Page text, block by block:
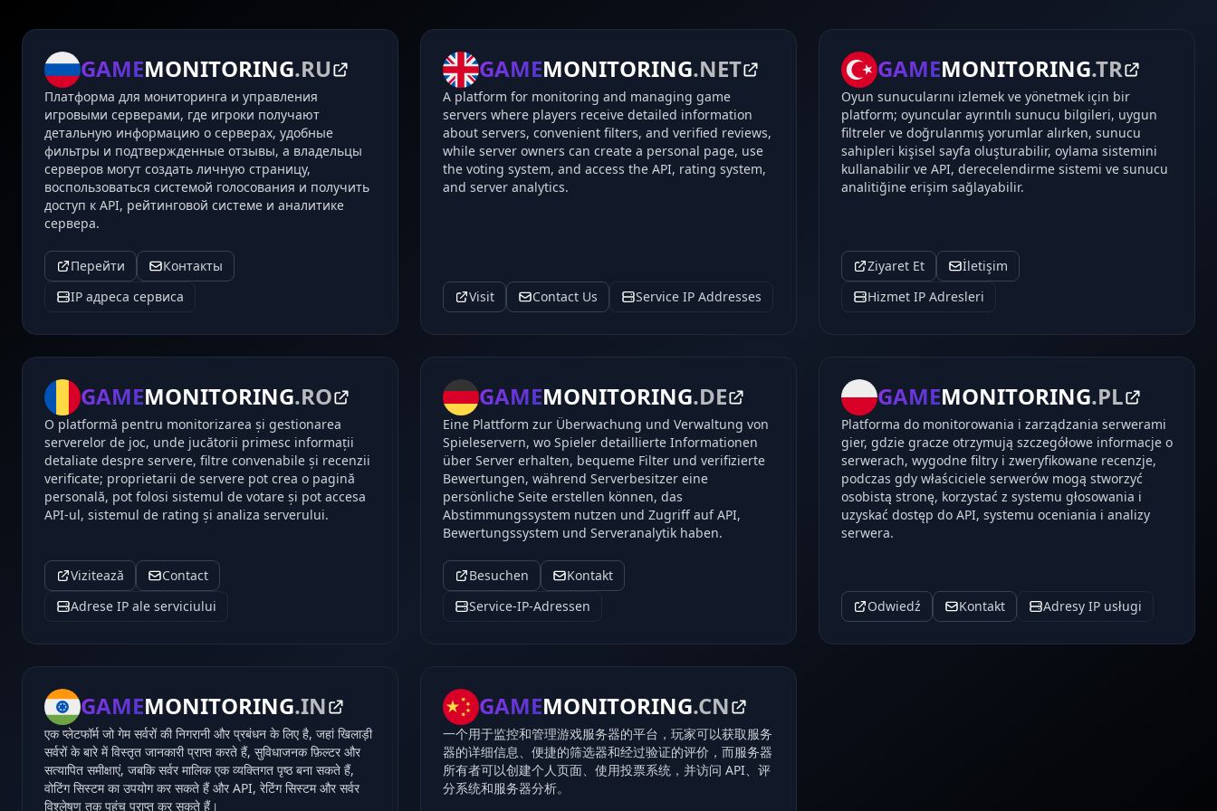
GAMEMONITORING.RU
Платформа для мониторинга и управления
игровыми серверами, где игроки получают
детальную информацию о серверах, удобные
фильтры и подтвержденные отзывы, а владельцы
серверов могут создать личную страницу,
воспользоваться системой голосования и получить
доступ к API, рейтинговой системе и аналитике
сервера.
Перейти
Контакты
IP адреса сервиса
GAMEMONITORING.NET
A platform for monitoring and managing game
servers where players receive detailed information
about servers, convenient filters, and verified reviews,
while server owners can create a personal page, use
the voting system, and access the API, rating system,
and server analytics.
Visit Contact Us Service IP Addresses
GAMEMONITORING.TR
Oyun sunucularını izlemek ve yönetmek için bir
platform; oyuncular ayrıntılı sunucu bilgileri, uygun
filtreler ve doğrulanmış yorumlar alırken, sunucu
sahipleri kişisel sayfa oluşturabilir, oylama sistemini
kullanabilir ve API, derecelendirme sistemi ve sunucu
analitiğine erişim sağlayabilir.
Ziyaret Et
İletişim
Hizmet IP Adresleri
GAMEMONITORING.RO
O platformă pentru monitorizarea și gestionarea
serverelor de joc, unde jucătorii primesc informații
detaliate despre servere, filtre convenabile și recenzii
verificate; proprietarii de servere pot crea o pagină
personală, pot folosi sistemul de votare și pot accesa
API-ul, sistemul de rating și analiza serverului.
Vizitează
Contact
Adrese IP ale serviciului
GAMEMONITORING.DE
Eine Plattform zur Überwachung und Verwaltung von
Spieleservern, wo Spieler detaillierte Informationen
über Server erhalten, bequeme Filter und verifizierte
Bewertungen, während Serverbesitzer eine
persönliche Seite erstellen können, das
Abstimmungssystem nutzen und Zugriff auf API,
Bewertungssystem und Serveranalytik haben.
Besuchen
Kontakt
Service-IP-Adressen
GAMEMONITORING.PL
Platforma do monitorowania i zarządzania serwerami
gier, gdzie gracze otrzymują szczegółowe informacje o
serwerach, wygodne filtry i zweryfikowane recenzje,
podczas gdy właściciele serwerów mogą stworzyć
osobistą stronę, korzystać z systemu głosowania i
uzyskać dostęp do API, systemu oceniania i analizy
serwera.
Odwiedź Kontakt Adresy IP usługi
GAMEMONITORING.IN
एक प्लेटफॉर्म जो गेम सर्वरों की निगरानी और प्रबंधन के लिए है, जहां खिलाड़ी
सर्वरों के बारे में विस्तृत जानकारी प्राप्त करते हैं, सुविधाजनक फ़िल्टर और
सत्यापित समीक्षाएं, जबकि सर्वर मालिक एक व्यक्तिगत पृष्ठ बना सकते हैं,
वोटिंग सिस्टम का उपयोग कर सकते हैं और API, रेटिंग सिस्टम और सर्वर
विश्लेषण तक पहुंच प्राप्त कर सकते हैं।
GAMEMONITORING.CN
一个用于监控和管理游戏服务器的平台，玩家可以获取服务
器的详细信息、便捷的筛选器和经过验证的评价，而服务器
所有者可以创建个人页面、使用投票系统，并访问 API、评
分系统和服务器分析。